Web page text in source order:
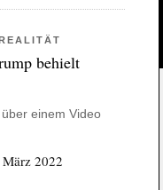
behielt
einem Video
2022